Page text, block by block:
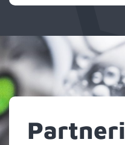
Partneri